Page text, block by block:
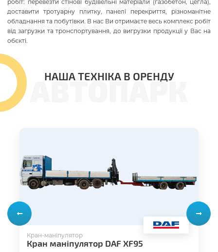
робіт: перевезти стінові будівельні матеріали (газобетон, цегла),
доставити тротуарну плитку, панелі перекриття, різноманітне
обладнання та побутівки. В нас Ви отримаєте весь комплекс робіт
від загрузки та тронспортування, до вигрузки продукції у Вас на
обєкті.
НАША ТЕХНІКА В ОРЕНДУ
АВТОПАРК
Кран-маніпулятор
Кран маніпулятор DAF XF95